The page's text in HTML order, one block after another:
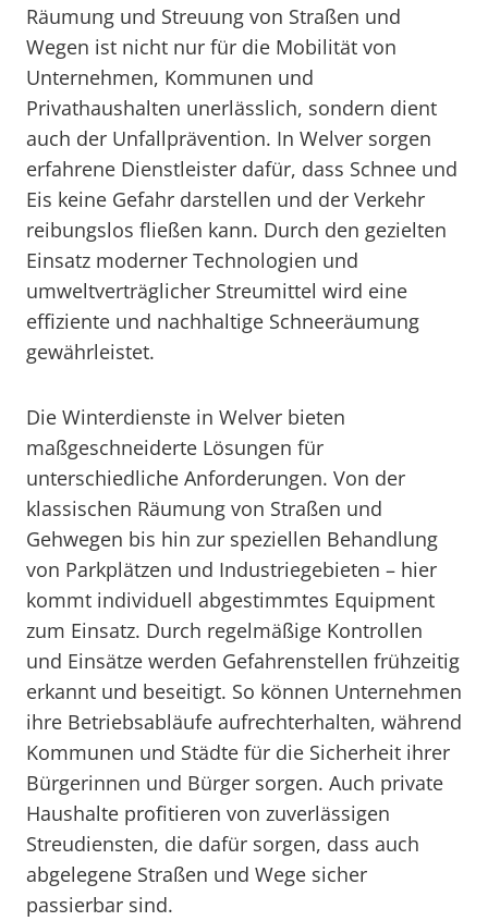
Räumung und Streuung von Straßen und
Wegen ist nicht nur für die Mobilität von
Unternehmen, Kommunen und
Privathaushalten unerlässlich, sondern dient
auch der Unfallprävention. In Welver sorgen
erfahrene Dienstleister dafür, dass Schnee und
Eis keine Gefahr darstellen und der Verkehr
reibungslos fließen kann. Durch den gezielten
Einsatz moderner Technologien und
umweltverträglicher Streumittel wird eine
effiziente und nachhaltige Schneeräumung
gewährleistet.
Die Winterdienste in Welver bieten
maßgeschneiderte Lösungen für
unterschiedliche Anforderungen. Von der
klassischen Räumung von Straßen und
Gehwegen bis hin zur speziellen Behandlung
von Parkplätzen und Industriegebieten – hier
kommt individuell abgestimmtes Equipment
zum Einsatz. Durch regelmäßige Kontrollen
und Einsätze werden Gefahrenstellen frühzeitig
erkannt und beseitigt. So können Unternehmen
ihre Betriebsabläufe aufrechterhalten, während
Kommunen und Städte für die Sicherheit ihrer
Bürgerinnen und Bürger sorgen. Auch private
Haushalte profitieren von zuverlässigen
Streudiensten, die dafür sorgen, dass auch
abgelegene Straßen und Wege sicher
passierbar sind.